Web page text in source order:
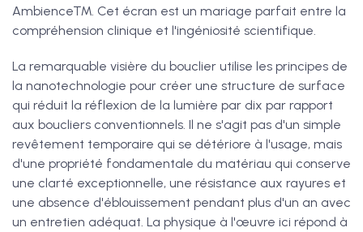
Ambience™. Cet écran est un mariage parfait entre la
compréhension clinique et l'ingéniosité scientifique.
La remarquable visière du bouclier utilise les principes de
la nanotechnologie pour créer une structure de surface
qui réduit la réflexion de la lumière par dix par rapport
aux boucliers conventionnels. Il ne s'agit pas d'un simple
revêtement temporaire qui se détériore à l'usage, mais
d'une propriété fondamentale du matériau qui conserve
une clarté exceptionnelle, une résistance aux rayures et
une absence d'éblouissement pendant plus d'un an avec
un entretien adéquat. La physique à l'œuvre ici répond à